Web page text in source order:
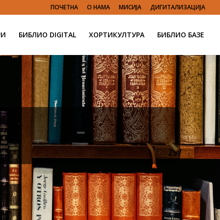
ПОЧЕТНА О НАМА МИСИЈА ДИГИТАЛИЗАЦИЈА
БИБЛИО DIGITAL ХОРТИКУЛТУРА БИБЛИО БАЗЕ